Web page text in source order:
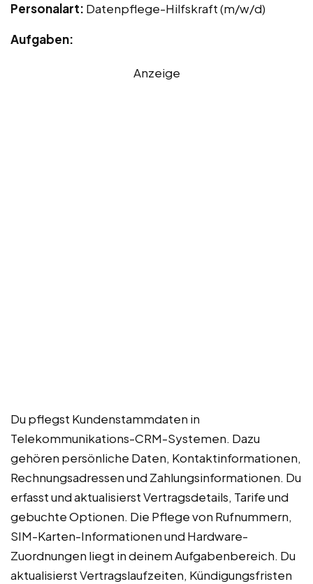
Personalart: Datenpflege-Hilfskraft (m/w/d)
Aufgaben:
Anzeige
Du pflegst Kundenstammdaten in
Telekommunikations-CRM-Systemen. Dazu
gehören persönliche Daten, Kontaktinformationen,
Rechnungsadressen und Zahlungsinformationen. Du
erfasst und aktualisierst Vertragsdetails, Tarife und
gebuchte Optionen. Die Pflege von Rufnummern,
SIM-Karten-Informationen und Hardware-
Zuordnungen liegt in deinem Aufgabenbereich. Du
aktualisierst Vertragslaufzeiten, Kündigungsfristen